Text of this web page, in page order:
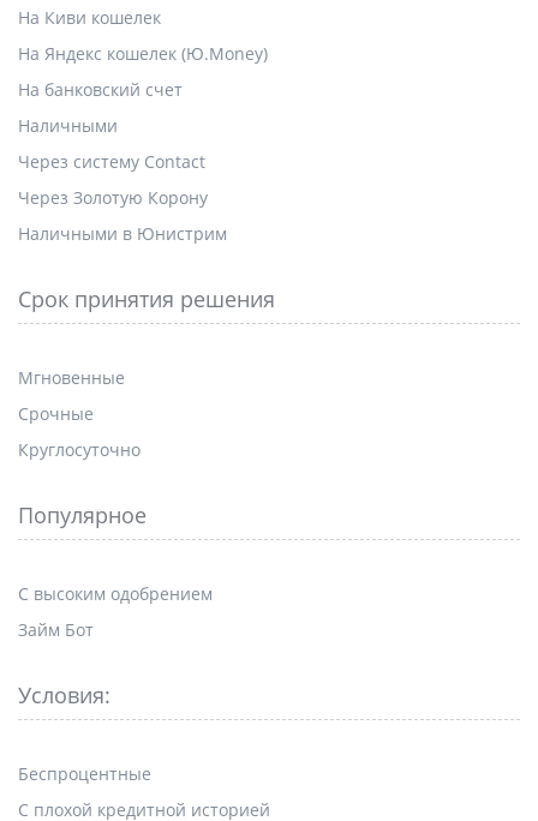
На Киви кошелек
На Яндекс кошелек (Ю.Money)
На банковский счет
Наличными
Через систему Contact
Через Золотую Корону
Наличными в Юнистрим
Срок принятия решения
Мгновенные
Срочные
Круглосуточно
Популярное
С высоким одобрением
Займ Бот
Условия:
Беспроцентные
С плохой кредитной историей